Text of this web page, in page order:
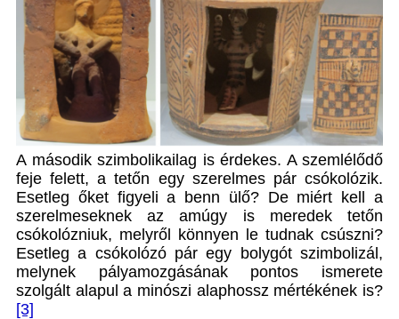
A második szimbolikailag is érdekes. A szemlélődő
feje felett, a tetőn egy szerelmes pár csókolózik.
Esetleg őket figyeli a benn ülő? De miért kell a
szerelmeseknek az amúgy is meredek tetőn
csókolózniuk, melyről könnyen le tudnak csúszni?
Esetleg a csókolózó pár egy bolygót szimbolizál,
melynek pályamozgásának pontos ismerete
szolgált alapul a minószi alaphossz mértékének is?
[3]